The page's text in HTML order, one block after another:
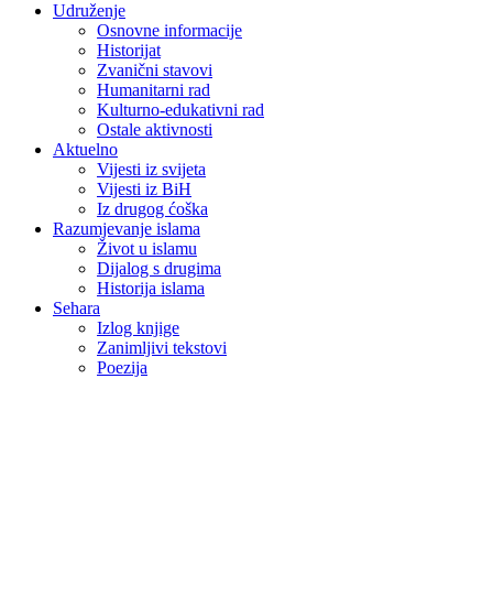
Udruženje
Osnovne informacije
Historijat
Zvanični stavovi
Humanitarni rad
Kulturno-edukativni rad
Ostale aktivnosti
Aktuelno
Vijesti iz svijeta
Vijesti iz BiH
Iz drugog ćoška
Razumjevanje islama
Život u islamu
Dijalog s drugima
Historija islama
Sehara
Izlog knjige
Zanimljivi tekstovi
Poezija